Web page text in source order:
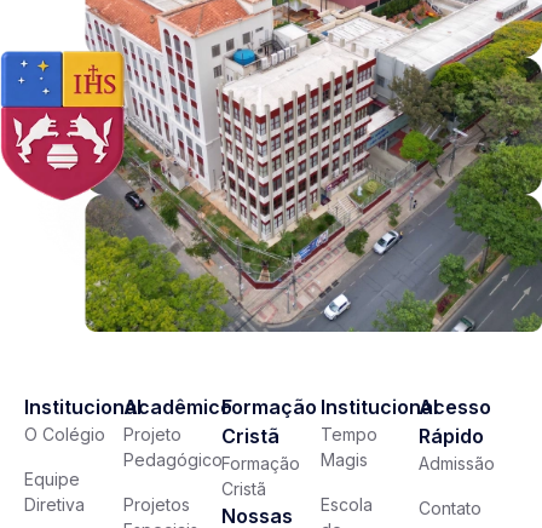
Institucional
O Colégio
Equipe
Diretiva
Acadêmico
Projeto
Pedagógico
Projetos
Formação
Cristã
Formação
Cristã
Nossas
Institucional
Tempo
Magis
Escola
Acesso
Rápido
Admissão
Contato